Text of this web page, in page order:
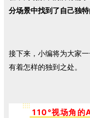
分场景中找到了自己独
接下来，小编将为大家
有着怎样的独到之处。
110°视场角